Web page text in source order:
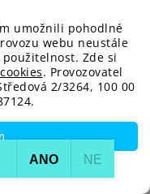
umožnili pohodlné
webu neustále
Zde si
. Provozovatel
2/3264, 100 00
béžové
dnů
ANO NE